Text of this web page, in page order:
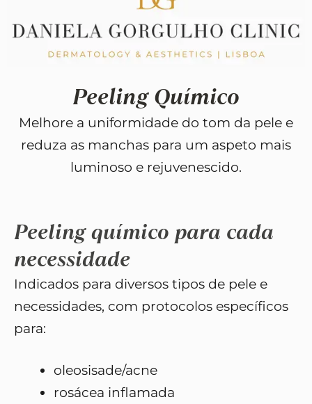
Peeling Químico
Melhore a uniformidade do tom da pele e
reduza as manchas para um aspeto mais
luminoso e rejuvenescido.
Peeling químico para cada
necessidade
Indicados para diversos tipos de pele e
necessidades, com protocolos específicos
para:
oleosisade/acne
rosácea inflamada